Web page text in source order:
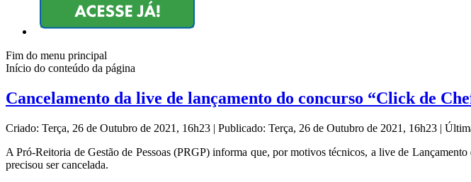
Fim do menu principal
Início do conteúdo da página
Cancelamento da live de lançamento do concurso “Click de
Criado: Terça, 26 de Outubro de 2021, 16h23 | Publicado: Terça, 26 de Outubro de 2021, 16h23 |
A Pró-Reitoria de Gestão de Pessoas (PRGP) informa que, por motivos técnicos, a live de
precisou ser cancelada.